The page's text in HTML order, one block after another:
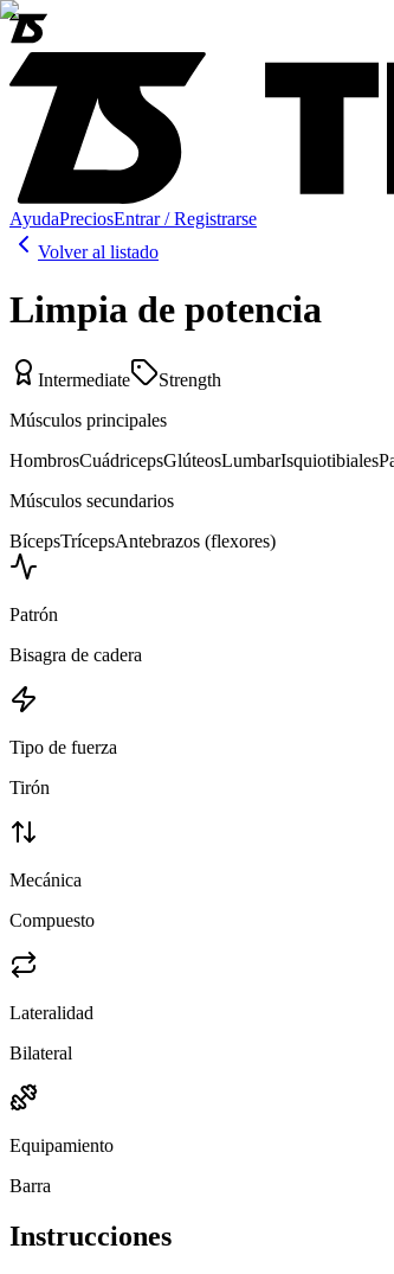
AyudaPreciosEntrar / Registrarse
Volver al listado
Limpia de potencia
Intermediate
Strength
Músculos principales
HombrosCuádricepsGlúteosLumbarIsquiotibiales
Músculos secundarios
BícepsTrícepsAntebrazos (flexores)
Patrón
Bisagra de cadera
Tipo de fuerza
Tirón
Mecánica
Compuesto
Lateralidad
Bilateral
Equipamiento
Barra
Instrucciones